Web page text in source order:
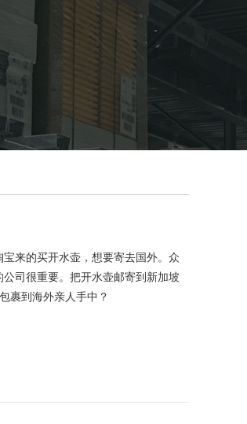
来的买开水壶，想要寄去国外。众
司很重要。把开水壶邮寄到新加坡
裹到海外亲人手中？